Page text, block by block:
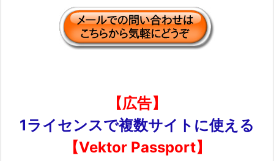
【広告】
1ライセンスで複数サイトに使える
【Vektor Passport】